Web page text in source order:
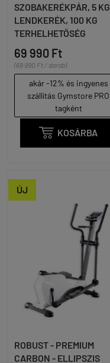
SZOBAKERÉKPÁR, 5 KG
LENDKERÉK, 100 KG
TERHELHETŐSÉG
69 990 Ft
(69 990 Ft / darab)
akár -12% és ingyenes
szállítás Gymstore PRO
tagként
 KOSÁRBA
ÚJ
ROBUST - PREMIUM
CARBON - ELLIPSZIS